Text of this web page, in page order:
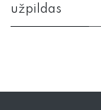
užpildas